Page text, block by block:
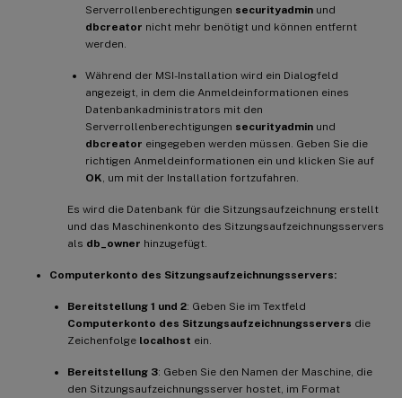
Serverrollenberechtigungen securityadmin und
dbcreator nicht mehr benötigt und können entfernt
werden.
Während der MSI-Installation wird ein Dialogfeld
angezeigt, in dem die Anmeldeinformationen eines
Datenbankadministrators mit den
Serverrollenberechtigungen securityadmin und
dbcreator eingegeben werden müssen. Geben Sie die
richtigen Anmeldeinformationen ein und klicken Sie auf
OK , um mit der Installation fortzufahren.
Es wird die Datenbank für die Sitzungsaufzeichnung erstellt
und das Maschinenkonto des Sitzungsaufzeichnungsservers
als db_owner hinzugefügt.
Computerkonto des Sitzungsaufzeichnungsservers:
Bereitstellung 1 und 2: Geben Sie im Textfeld
Computerkonto des Sitzungsaufzeichnungsservers die
Zeichenfolge localhost ein.
Bereitstellung 3: Geben Sie den Namen der Maschine, die
den Sitzungsaufzeichnungsserver hostet, im Format